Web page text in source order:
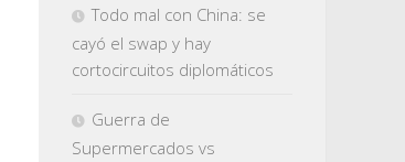
Todo mal con China: se
cayó el swap y hay
cortocircuitos diplomáticos
Guerra de
Supermercados vs